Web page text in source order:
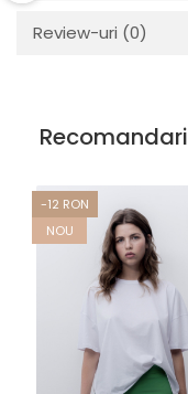
Review-uri (0)
Recomandari
-12 RON
NOU